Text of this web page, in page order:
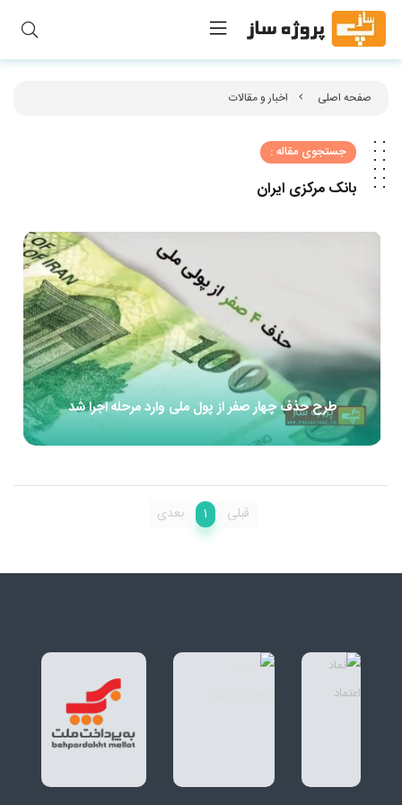
صفحه اصلی اخبار و مقالات
جستجوی مقاله :
بانک مرکزی ایران
طرح حذف چهار صفر از پول ملی وارد مرحله اجرا شد
1